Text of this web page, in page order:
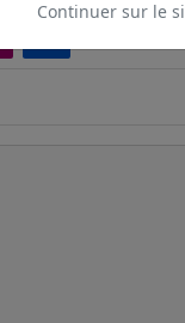
Continuer sur le